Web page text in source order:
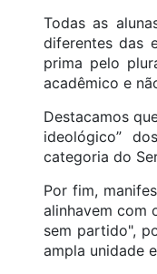
Todas as
diferentes das
prima pelo
acadêmico e
Destacamos
ideológico”
categoria do
Por fim,
alinhavem com
sem partido",
ampla unidade